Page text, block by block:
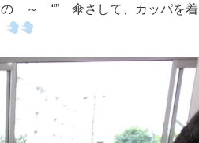
“” 傘さして、カッパを着